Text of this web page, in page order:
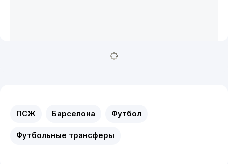
ПСЖ Барселона Футбол
Футбольные трансферы